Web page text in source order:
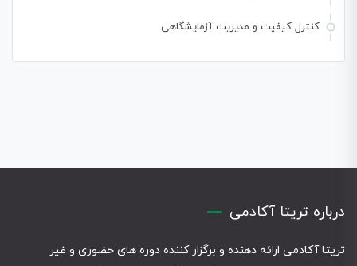
کنترل کیفیت و مدیریت آزمایشگاهی
درباره تریتا آکادمی
تریتا آکادمی ارائه دهنده و برگزار کننده دوره های حضوری و غیر